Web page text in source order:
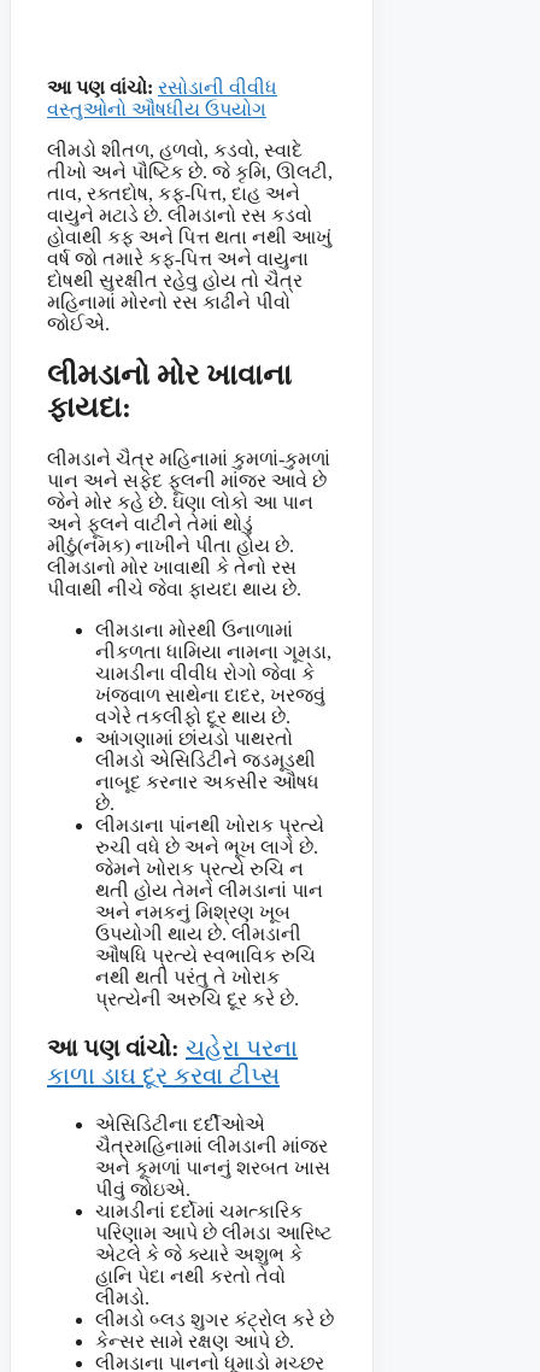
આ પણ વાંચો: રસોડાની વીવીધ
વસ્તુઓનો ઔષધીય ઉપયોગ
લીમડો શીતળ, હળવો, કડવો, સ્વાદે
તીખો અને પૌષ્ટિક છે. જે કૃમિ, ઊલટી,
તાવ, રક્તદોષ, કફ-પિત્ત, દાહ અને
વાયુને મટાડે છે. લીમડાનો રસ કડવો
હોવાથી કફ અને પિત્ત થતા નથી આખું
વર્ષ જો તમારે કફ-પિત્ત અને વાયુના
દોષથી સુરક્ષીત રહેવુ હોય તો ચૈત્ર
મહિનામાં મોરનો રસ કાઢીને પીવો
જોઈએ.
લીમડાનો મોર ખાવાના
ફાયદા:
લીમડાને ચૈત્ર મહિનામાં કુમળાં-કુમળાં
પાન અને સફેદ ફૂલની માંજર આવે છે
જેને મોર કહે છે. ઘણા લોકો આ પાન
અને ફૂલને વાટીને તેમાં થોડું
મીઠું(નમક) નાખીને પીતા હોય છે.
લીમડાનો મોર ખાવાથી કે તેનો રસ
પીવાથી નીચે જેવા ફાયદા થાય છે.
લીમડાના મોરથી ઉનાળામાં
નીકળતા ધામિયા નામના ગૂમડા,
ચામડીના વીવીધ રોગો જેવા કે
ખંજવાળ સાથેના દાદર, ખરજવું
વગેરે તકલીફો દૂર થાય છે.
આંગણામાં છાંયડો પાથરતો
લીમડો એસિડિટીને જડમૂડથી
નાબૂદ કરનાર અકસીર ઔષધ
છે.
લીમડાના પાંનથી ખોરાક પ્રત્યે
રુચી વધે છે અને ભૂખ લાગે છે.
જેમને ખોરાક પ્રત્યે રુચિ ન
થતી હોય તેમને લીમડાનાં પાન
અને નમકનું મિશ્રણ ખૂબ
ઉપયોગી થાય છે. લીમડાની
ઔષધિ પ્રત્યે સ્વભાવિક રુચિ
નથી થતી પરંતુ તે ખોરાક
પ્રત્યેની અરુચિ દૂર કરે છે.
આ પણ વાંચો: ચહેરા પરના
કાળા ડાઘ દૂર કરવા ટીપ્સ
એસિડિટીના દર્દીઓએ
ચૈત્રમહિનામાં લીમડાની માંજર
અને કૂમળાં પાનનું શરબત ખાસ
પીવું જોઇએ.
ચામડીનાં દર્દોમાં ચમત્કારિક
પરિણામ આપે છે લીમડા આરિષ્ટ
એટલે કે જે ક્યારે અશુભ કે
હાનિ પેદા નથી કરતો તેવો
લીમડો.
લીમડો બ્લડ શુગર કંટ્રોલ કરે છે
કેન્સર સામે રક્ષણ આપે છે.
લીમડાના પાનનો ધૂમાડો મચ્છર